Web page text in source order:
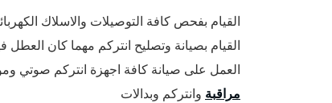
القيام بفحص كافة التوصيلات والاسلاك
القيام بصيانة وتصليح انتركم مهما كان
العمل على صيانة كافة اجهزة انتركم صوتي
مراقبة وانتركم وبدالات